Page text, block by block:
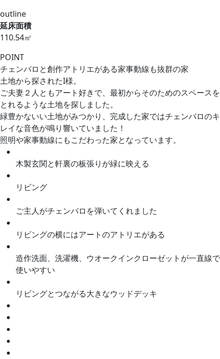
outline
延床面積
110.54㎡
POINT
チェンバロと創作アトリエがある家事動線も抜群の家
土地から探されたI様。
ご夫妻２人ともアート好きで、最初からそのためのスペースを
とれるような土地を探しました。
緑豊かないい土地がみつかり、完成した家ではチェンバロのキ
レイな音色が鳴り響いていました！
照明や家事動線にもこだわった家となっています。
木製玄関と軒裏の板張りが緑に映える
リビング
ご主人がチェンバロを弾いてくれました
リビングの横にはアートのアトリエがある
造作洗面、洗濯機、ウオークインクローゼットが一直線で
使いやすい
リビングとつながる大きなウッドデッキ